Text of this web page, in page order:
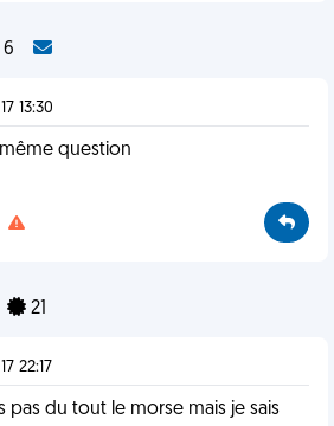
13:30
question
21
22:17
pas du tout le morse mais je sais